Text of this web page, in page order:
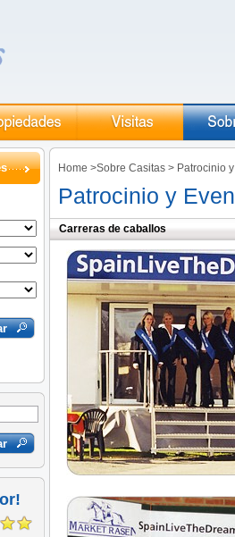
Home >Sobre Casitas > Patrocinio
Patrocinio y
Carreras de caballos